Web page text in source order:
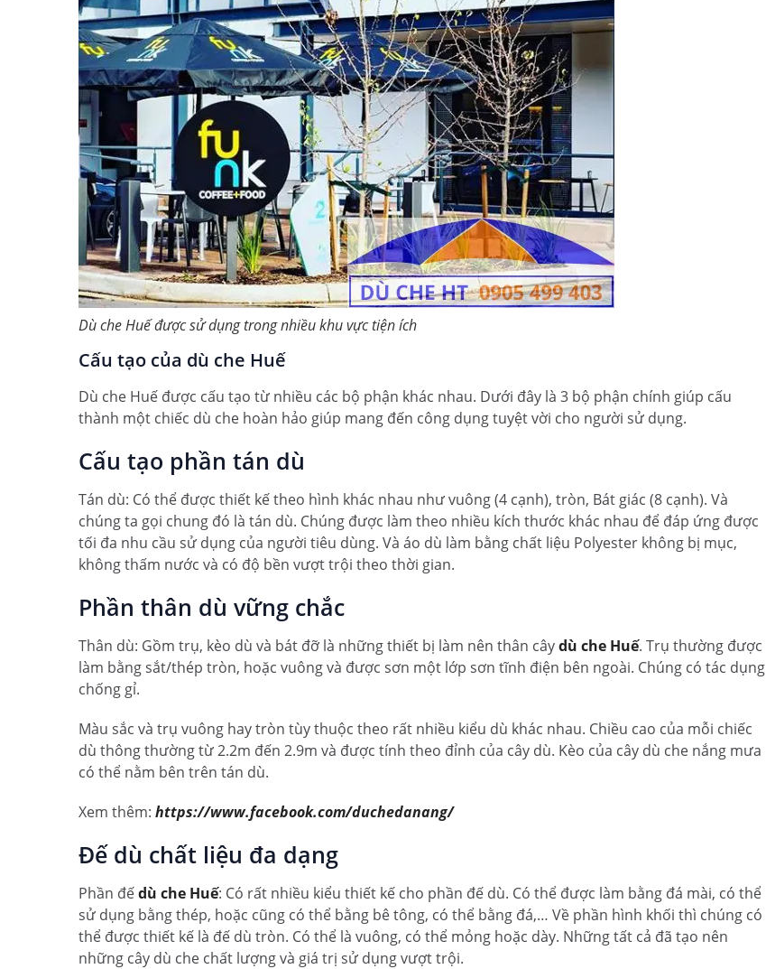
Dù che Huế được sử dụng trong nhiều khu vực tiện ích
Cấu tạo của dù che Huế
Dù che Huế được cấu tạo từ nhiều các bộ phận khác nhau. Dưới đây là 3 bộ phận chính giúp cấu
thành một chiếc dù che hoàn hảo giúp mang đến công dụng tuyệt vời cho người sử dụng.
Cấu tạo phần tán dù
Tán dù: Có thể được thiết kế theo hình khác nhau như vuông (4 cạnh), tròn, Bát giác (8 cạnh). Và
chúng ta gọi chung đó là tán dù. Chúng được làm theo nhiều kích thước khác nhau để đáp ứng được
tối đa nhu cầu sử dụng của người tiêu dùng. Và áo dù làm bằng chất liệu Polyester không bị mục,
không thấm nước và có độ bền vượt trội theo thời gian.
Phần thân dù vững chắc
Thân dù: Gồm trụ, kèo dù và bát đỡ là những thiết bị làm nên thân câydù che Huế. Trụ thường được
làm bằng sắt/thép tròn, hoặc vuông và được sơn một lớp sơn tĩnh điện bên ngoài. Chúng có tác dụng
chống gỉ.
Màu sắc và trụ vuông hay tròn tùy thuộc theo rất nhiều kiểu dù khác nhau. Chiều cao của mỗi chiếc
dù thông thường từ 2.2m đến 2.9m và được tính theo đỉnh của cây dù. Kèo của cây dù che nắng mưa
có thể nằm bên trên tán dù.
Xem thêm: https://www.facebook.com/duchedanang/
Đế dù chất liệu đa dạng
Phần đếdù che Huế: Có rất nhiều kiểu thiết kế cho phần đế dù. Có thể được làm bằng đá mài, có thể
sử dụng bằng thép, hoặc cũng có thể bằng bê tông, có thể bằng đá,… Về phần hình khối thì chúng có
thể được thiết kế là đế dù tròn. Có thể là vuông, có thể mỏng hoặc dày. Những tất cả đã tạo nên
những cây dù che chất lượng và giá trị sử dụng vượt trội.